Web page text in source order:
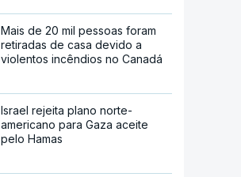
Mais de 20 mil pessoas foram
retiradas de casa devido a
violentos incêndios no Canadá
Israel rejeita plano norte-
americano para Gaza aceite
pelo Hamas